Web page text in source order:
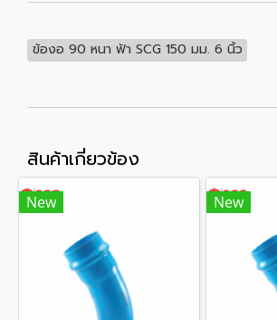
ข้องอ 90 หนา ฟ้า SCG 150 มม. 6 นิ้ว
สินค้าเกี่ยวข้อง
New New